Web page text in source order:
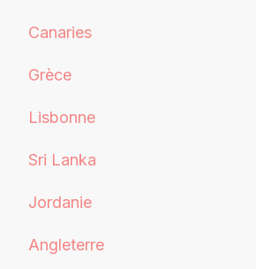
Canaries
Grèce
Lisbonne
Sri Lanka
Jordanie
Angleterre